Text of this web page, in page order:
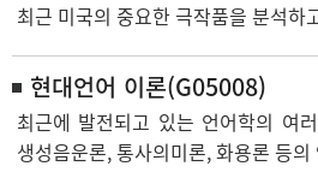
최근 미국의 중요한 극작품을 분석하
현대언어 이론(G05008)
최근에 발전되고 있는 언어학의 여
생성음운론, 통사의미론, 화용론 등